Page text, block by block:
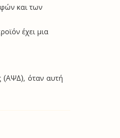
και των
έχει μια
(ΑΨΔ), όταν αυτή